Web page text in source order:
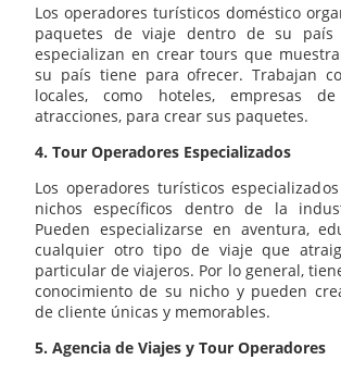
Los operadores turísticos doméstico
paquetes de viaje dentro de su país
especializan en crear tours que
su país tiene para ofrecer. Trabajan
locales, como hoteles, empresas
atracciones, para crear sus paquetes.
4. Tour Operadores Especializados
Los operadores turísticos
nichos específicos dentro de la
Pueden especializarse en aventura,
cualquier otro tipo de viaje que
particular de viajeros. Por lo general,
conocimiento de su nicho y pueden
de cliente únicas y memorables.
5. Agencia de Viajes y Tour Operadores